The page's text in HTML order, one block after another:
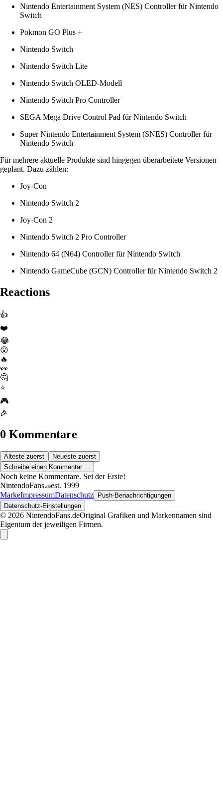
Nintendo Entertainment System (NES) Controller für Nintendo
Switch
Pokmon GO Plus +
Nintendo Switch
Nintendo Switch Lite
Nintendo Switch OLED-Modell
Nintendo Switch Pro Controller
SEGA Mega Drive Control Pad für Nintendo Switch
Super Nintendo Entertainment System (SNES) Controller für
Nintendo Switch
Für mehrere aktuelle Produkte sind hingegen überarbeitete Versionen
geplant. Dazu zählen:
Joy-Con
Nintendo Switch 2
Joy-Con 2
Nintendo Switch 2 Pro Controller
Nintendo 64 (N64) Controller für Nintendo Switch
Nintendo GameCube (GCN) Controller für Nintendo Switch 2
Reactions
👍
❤️
😂
😮
🔥
👀
🤔
⭐
🎮
🎉
0 Kommentare
Älteste zuerst
Neueste zuerst
Schreibe einen Kommentar ...
Noch keine Kommentare. Sei der Erste!
NintendoFans.deest. 1999
MarkeImpressumDatenschutz
Push-Benachrichtigungen
Datenschutz-Einstellungen
© 2026 NintendoFans.deOriginal Grafiken und Markennamen sind
Eigentum der jeweiligen Firmen.